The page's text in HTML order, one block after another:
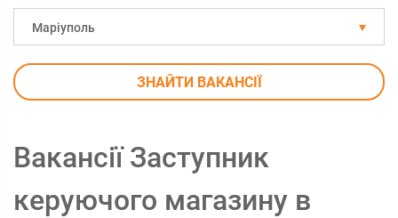
Маріуполь
ЗНАЙТИ ВАКАНСІЇ
Вакансії Заступник
керуючого магазину в